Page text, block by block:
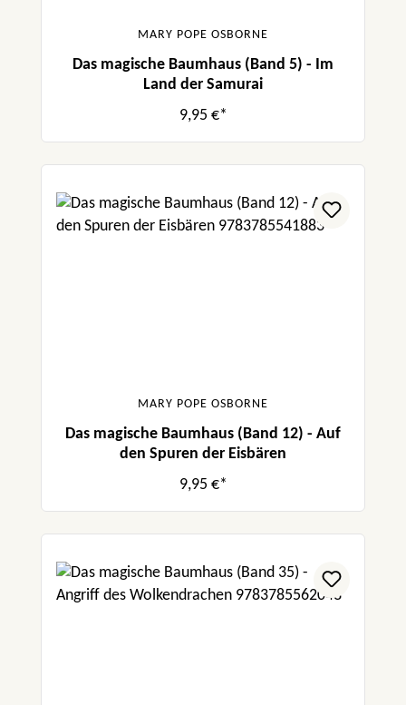
MARY POPE OSBORNE
Das magische Baumhaus (Band 5) - Im
Land der Samurai
9,95 €*
MARY POPE OSBORNE
Das magische Baumhaus (Band 12) - Auf
den Spuren der Eisbären
9,95 €*